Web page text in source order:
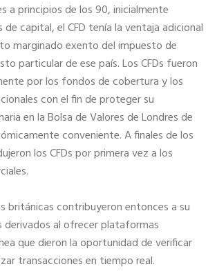
a principios de los 90, inicialmente
capital, el CFD tenía la ventaja adicional
marginado exento del impuesto de
particular de ese país. Los CFDs fueron
por los fondos de cobertura y los
con el fin de proteger su
en la Bolsa de Valores de Londres de
conveniente. A finales de los
los CFDs por primera vez a los
británicas contribuyeron entonces a su
al ofrecer plataformas
que dieron la oportunidad de verificar
transacciones en tiempo real.